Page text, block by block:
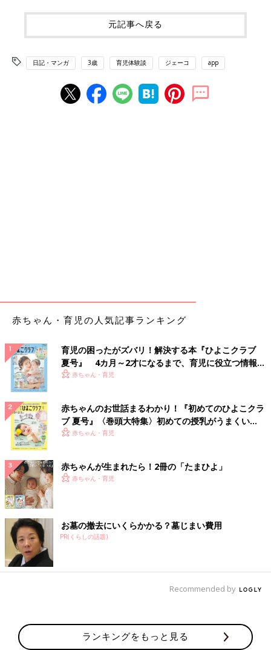
元記事へ戻る
日記・マンガ 3歳 育児体験談 ジェーコ app
赤ちゃん・育児の人気記事ランキング
育児の困ったがズバリ！解決する本『ひよこクラブ
夏号』 4カ月～2才になるまで、育児に役立つ情報が
いっぱい！
赤ちゃん・育児
赤ちゃんのお世話まるわかり！『初めてのひよこクラ
ブ 夏号』〈巻頭大特集〉初めての授乳がうまくい
く！ おっぱい・ミルクの基本と夏のトラブル 解決テ
赤ちゃん・育児
赤ちゃんが生まれたら！2冊の「たまひよ」
赤ちゃん・育児
お墓の撤去にいくらかかる？墓じまい費用
PR(くらしの話題)
Recommended by
ランキングをもっと見る